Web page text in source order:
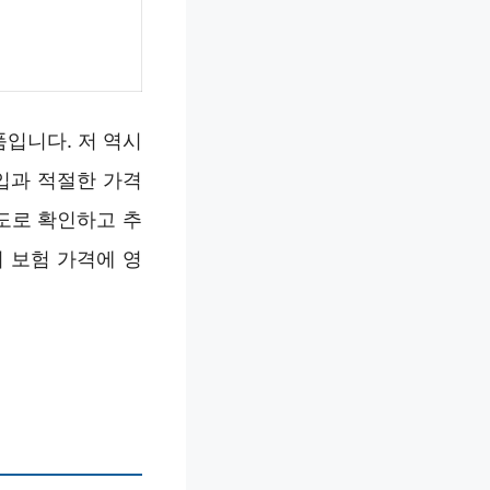
니다. 저 역시
과 적절한 가격
로 확인하고 추
보험 가격에 영